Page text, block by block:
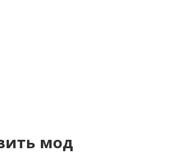
мод